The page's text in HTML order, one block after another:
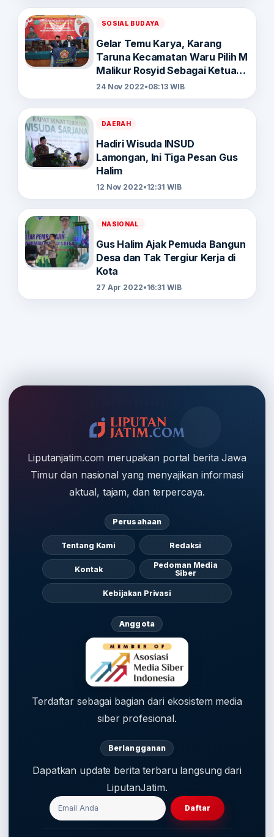
SOSIAL BUDAYA
Gelar Temu Karya, Karang
Taruna Kecamatan Waru Pilih M
Malikur Rosyid Sebagai Ketua
Baru
24 Nov 2022•08:13 WIB
DAERAH
Hadiri Wisuda INSUD
Lamongan, Ini Tiga Pesan Gus
Halim
12 Nov 2022•12:31 WIB
NASIONAL
Gus Halim Ajak Pemuda Bangun
Desa dan Tak Tergiur Kerja di
Kota
27 Apr 2022•16:31 WIB
Liputanjatim.com merupakan portal berita Jawa
Timur dan nasional yang menyajikan informasi
aktual, tajam, dan terpercaya.
Perusahaan
Tentang Kami Redaksi
Kontak
Pedoman Media
Siber
Kebijakan Privasi
Anggota
Terdaftar sebagai bagian dari ekosistem media
siber profesional.
Berlangganan
Dapatkan update berita terbaru langsung dari
LiputanJatim.
Daftar